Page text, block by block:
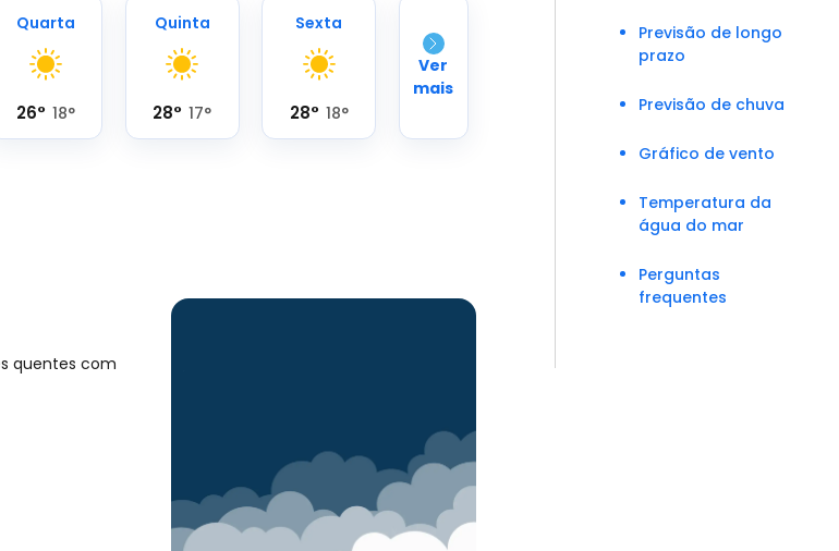
Quarta
26° 18°
Quinta
28° 17°
Sexta
28° 18°
Ver
mais
quentes com
Previsão de longo
prazo
Previsão de chuva
Gráfico de vento
Temperatura da
água do mar
Perguntas
frequentes